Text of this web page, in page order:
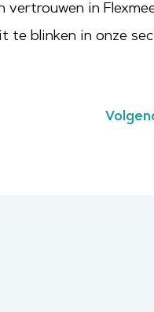
in
te blinken in onze